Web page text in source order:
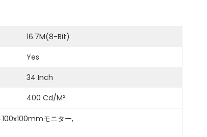
16.7M(8-Bit)
Yes
34 Inch
400 Cd/m²
100x100mmモニター,